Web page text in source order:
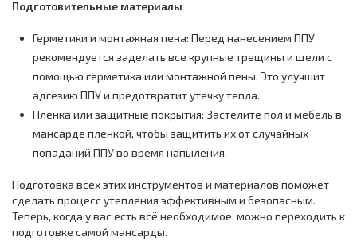
Подготовительные материалы
Герметики и монтажная пена: Перед нанесением ППУ
рекомендуется заделать все крупные трещины и щели с
помощью герметика или монтажной пены. Это улучшит
адгезию ППУ и предотвратит утечку тепла.
Пленка или защитные покрытия: Застелите пол и мебель в
мансарде пленкой, чтобы защитить их от случайных
попаданий ППУ во время напыления.
Подготовка всех этих инструментов и материалов поможет
сделать процесс утепления эффективным и безопасным.
Теперь, когда у вас есть всё необходимое, можно переходить к
подготовке самой мансарды.